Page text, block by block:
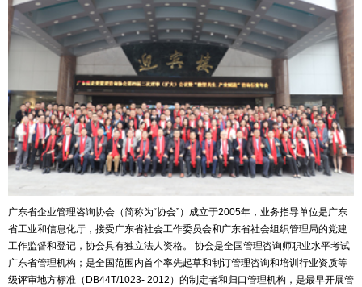
广东省企业管理咨询协会（简称为“协会”）成立于2005年，业务指导单位是广东
省工业和信息化厅，接受广东省社会工作委员会和广东省社会组织管理局的党建
工作监督和登记，协会具有独立法人资格。 协会是全国管理咨询师职业水平考试
广东省管理机构；是全国范围内首个率先起草和制订管理咨询和培训行业资质等
级评审地方标准（DB44T/1023- 2012）的制定者和归口管理机构，是最早开展管